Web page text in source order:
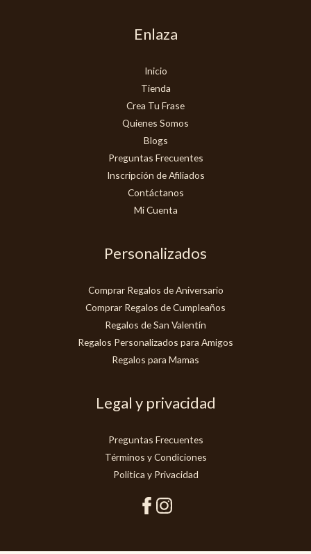
Enlaza
Inicio
Tienda
Crea Tu Frase
Quienes Somos
Blogs
Preguntas Frecuentes
Inscripción de Afiliados
Contáctanos
Mi Cuenta
Personalizados
Comprar Regalos de Aniversario
Comprar Regalos de Cumpleaños
Regalos de San Valentín
Regalos Personalizados para Amigos
Regalos para Mamas
Legal y privacidad
Preguntas Frecuentes
Términos y Condiciones
Politica y Privacidad